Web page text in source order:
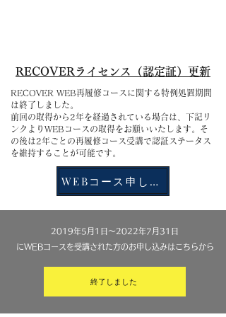
RECOVERライセンス（認定証）更新
RECOVER WEB再履修コースに関する特例処置期間
は終了しました。
​前回の取得から2年を経過されている場合は、下記リ
ンクよりWEBコースの取得をお願いいたします。そ
の後は2年ごとの再履修コース受講で認証ステータス
を維持することが可能です。
WEBコース申し込み
2019年5月1日〜2022年7月31日
にWEBコースを受講された方のお申し込みはこちらから
終了しました